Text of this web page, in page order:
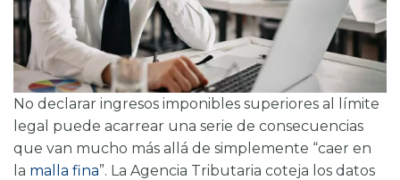
No declarar ingresos imponibles superiores al límite
legal puede acarrear una serie de consecuencias
que van mucho más allá de simplemente “caer en
la malla fina”. La Agencia Tributaria coteja los datos